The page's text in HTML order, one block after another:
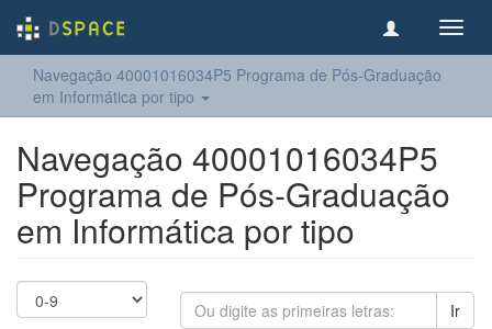
Navegação 40001016034P5 Programa de Pós-Graduação
em Informática por tipo
Navegação 40001016034P5
Programa de Pós-Graduação
em Informática por tipo
Ir